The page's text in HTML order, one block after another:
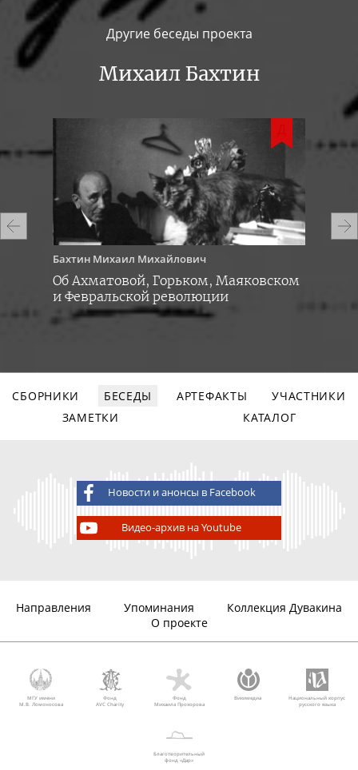
Другие беседы проекта
Михаил Бахтин
Бахтин Михаил Михайлович
Об Ахматовой, Горьком, Маяковском
и Февральской революции
СБОРНИКИ БЕСЕДЫ АРТЕФАКТЫ
УЧАСТНИКИ
ЗАМЕТКИ
КАТАЛОГ
Новости и анонсы в Facebook
Видео-архив на Youtube
Направления Упоминания
Коллекция Дувакина
О проекте
МГУ имени
М.В. Ломоносова
Фонд
AVC Charity
Фонд
Михаила Прохорова
Викимедиа
Национальный корпус
русского языка
Благотворительный
фонд «Дар»